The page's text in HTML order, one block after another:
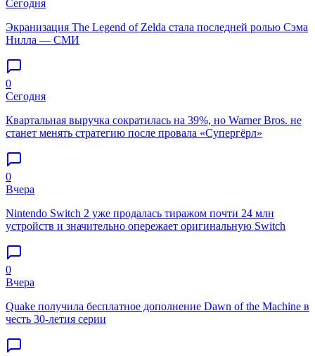
Сегодня
Экранизация The Legend of Zelda стала последней ролью Сэма
Нилла — СМИ
0
Сегодня
Квартальная выручка сократилась на 39%, но Warner Bros. не
станет менять стратегию после провала «Супергёрл»
0
Вчера
Nintendo Switch 2 уже продалась тиражом почти 24 млн
устройств и значительно опережает оригинальную Switch
0
Вчера
Quake получила бесплатное дополнение Dawn of the Machine в
честь 30-летия серии